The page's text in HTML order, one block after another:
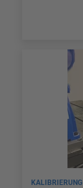
KALIBRIERUNG